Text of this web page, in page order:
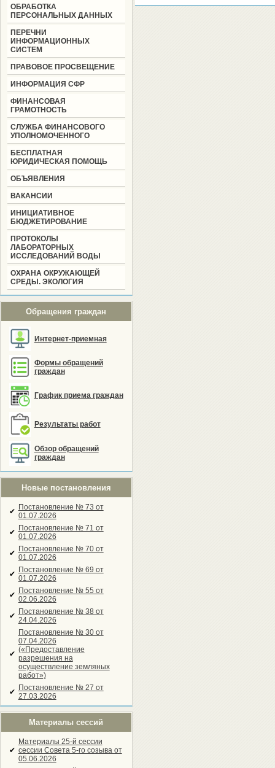
ОБРАБОТКА
ПЕРСОНАЛЬНЫХ ДАННЫХ
ПЕРЕЧНИ
ИНФОРМАЦИОННЫХ
СИСТЕМ
ПРАВОВОЕ ПРОСВЕЩЕНИЕ
ИНФОРМАЦИЯ СФР
ФИНАНСОВАЯ
ГРАМОТНОСТЬ
СЛУЖБА ФИНАНСОВОГО
УПОЛНОМОЧЕННОГО
БЕСПЛАТНАЯ
ЮРИДИЧЕСКАЯ ПОМОЩЬ
ОБЪЯВЛЕНИЯ
ВАКАНСИИ
ИНИЦИАТИВНОЕ
БЮДЖЕТИРОВАНИЕ
ПРОТОКОЛЫ
ЛАБОРАТОРНЫХ
ИССЛЕДОВАНИЙ ВОДЫ
ОХРАНА ОКРУЖАЮЩЕЙ
СРЕДЫ. ЭКОЛОГИЯ
Обращения граждан
Интернет-приемная
Формы обращений
граждан
График приема граждан
Результаты работ
Обзор обращений
граждан
Новые постановления
✔ Постановление № 73 от
01.07.2026
✔ Постановление № 71 от
01.07.2026
✔ Постановление № 70 от
01.07.2026
✔ Постановление № 69 от
01.07.2026
✔ Постановление № 55 от
02.06.2026
✔ Постановление № 38 от
24.04.2026
✔
Постановление № 30 от
07.04.2026
(«Предоставление
разрешения на
осуществление земляных
работ»)
✔ Постановление № 27 от
27.03.2026
Материалы сессий
✔
Материалы 25-й сессии
сессии Совета 5-го созыва от
05.06.2026